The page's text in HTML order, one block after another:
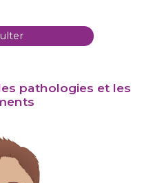
pathologies et les